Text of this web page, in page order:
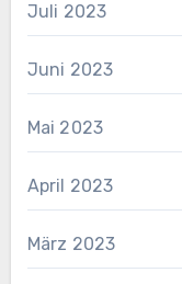
Juli 2023
Juni 2023
Mai 2023
April 2023
März 2023